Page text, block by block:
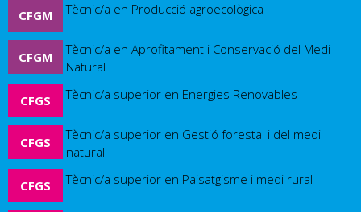
CFGM Tècnic/a en Producció agroecològica
CFGM
Tècnic/a en Aprofitament i Conservació del Medi
Natural
CFGS Tècnic/a superior en Energies Renovables
CFGS
Tècnic/a superior en Gestió forestal i del medi
natural
CFGS Tècnic/a superior en Paisatgisme i medi rural